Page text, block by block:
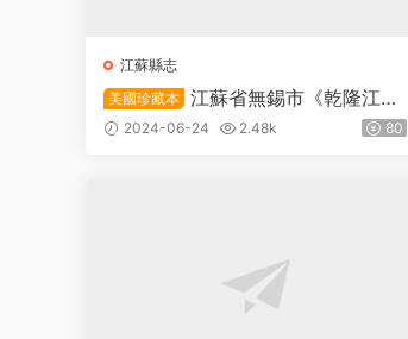
江蘇縣志
美國珍藏本 江蘇省無錫市《乾隆江陰
縣志》二十四卷首一卷 清 蔡澍修 羅
2024-06-24 2.48k 80